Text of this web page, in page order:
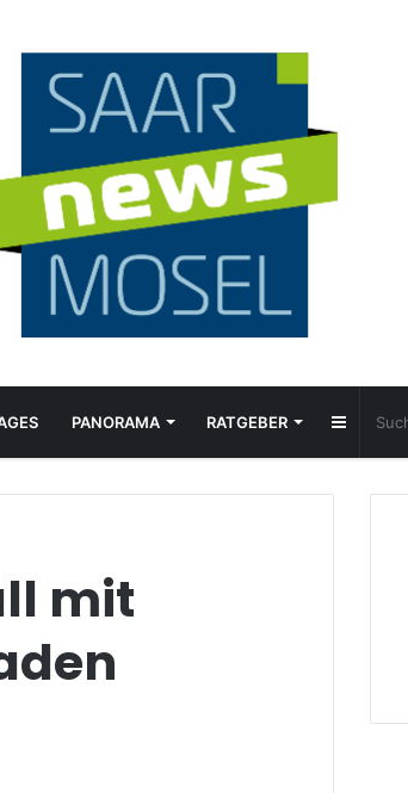
PANORAMA RATGEBER Sidebar
mit